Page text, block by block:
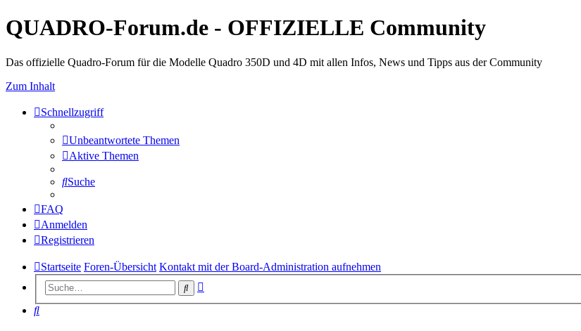
QUADRO-Forum.de - OFFIZIELLE Community
Das offizielle Quadro-Forum für die Modelle Quadro 350D und 4D mit allen Infos, News und Tipps aus der Community
Zum Inhalt
Schnellzugriff
Unbeantwortete Themen
Aktive Themen
Suche
FAQ
Anmelden
Registrieren
Startseite Foren-Übersicht Kontakt mit der Board-Administration aufnehmen
Suche
Suche